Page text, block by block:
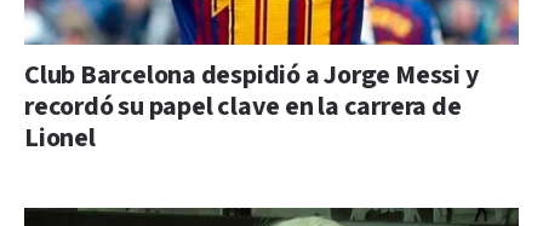
Club Barcelona despidió a Jorge Messi y
recordó su papel clave en la carrera de
Lionel